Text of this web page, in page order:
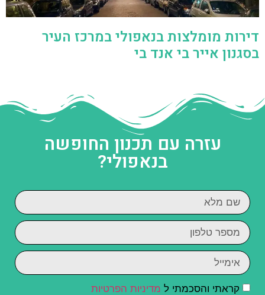
דירות מומלצות בנאפולי במרכז העיר
בסגנון אייר בי אנד בי
עזרה עם תכנון החופשה
בנאפולי?
קראתי והסכמתי ל מדיניות הפרטיות